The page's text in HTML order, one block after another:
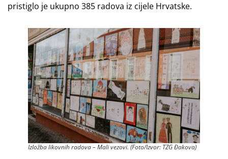
pristiglo je ukupno 385 radova iz cijele Hrvatske.
Izložba likovnih radova – Mali vezovi. (Foto/Izvor: TZG Đakova)